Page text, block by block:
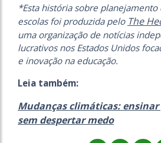
*Esta história sobre planejamento
escolas foi produzida pelo The
uma organização de notícias
lucrativos nos Estados Unidos
e inovação na educação.
Leia também:
Mudanças climáticas:
sem despertar medo